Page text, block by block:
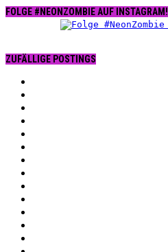
FOLGE #NEONZOMBIE AUF INSTAGRAM!
ZUFÄLLIGE POSTINGS